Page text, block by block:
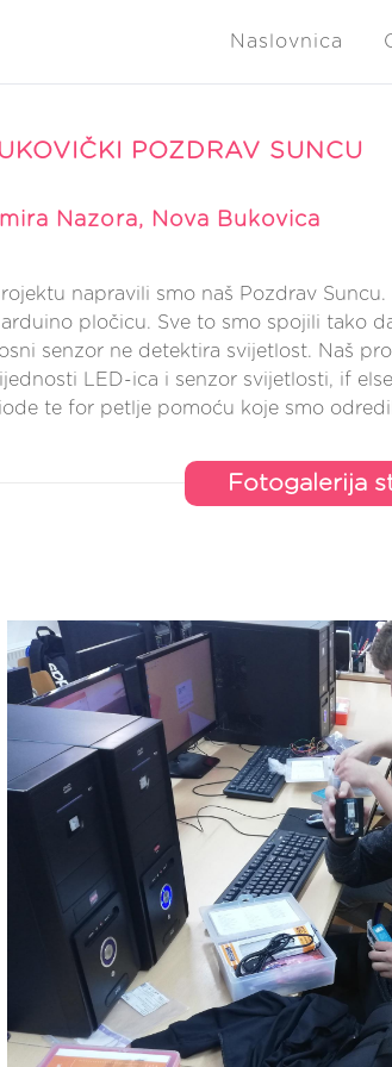
Naslovnica
POZDRAV SUNCU
Nazora, Nova Bukovica
napravili smo naš Pozdrav
pločicu. Sve to smo spojili tako
senzor ne detektira svijetlost. Naš
LED-ica i senzor svijetlosti, if
te for petlje pomoću koje smo
Fotogalerija